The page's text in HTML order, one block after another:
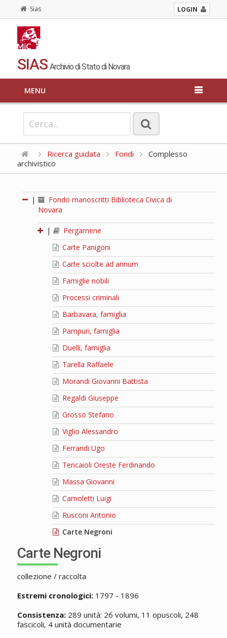
Sias LOGIN
SIAS Archivio di Stato di Novara
MENU
Ricerca guidata Fondi
Complesso
archivistico
|
Fondo manoscritti Biblioteca Civica di
Novara
|
Pergamene
Carte Panigoni
Carte sciolte ad annum
Famiglie nobili
Processi criminali
Barbavara, famiglia
Pampuri, famiglia
Duelli, famiglia
Tarella Raffaele
Morandi Giovanni Battista
Regaldi Giuseppe
Grosso Stefano
Viglio Alessandro
Ferrandi Ugo
Tencaioli Oreste Ferdinando
Massa Giovanni
Camoletti Luigi
Rusconi Antonio
Carte Negroni
Carte Negroni
collezione / raccolta
Estremi cronologici:1797 - 1896
Consistenza:289 unità: 26 volumi, 11 opuscoli, 248
fascicoli, 4 unità documentarie